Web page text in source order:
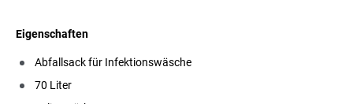
Eigenschaften
Abfallsack für Infektionswäsche
70 Liter